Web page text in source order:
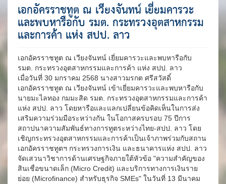
เอกอัครราชทูต ณ เวียงจันทน์ เยี่ยมคารวะ
และพบหารือกับ รมต. กระทรวงอุตสาหกรรม
และการค้า แห่ง สปป. ลาว
เอกอัครราชทูต ณ เวียงจันทน์ เยี่ยมคารวะและพบหารือกับ
รมต. กระทรวงอุตสาหกรรมและการค้า แห่ง สปป. ลาว
เมื่อวันที่ 30 มกราคม 2568 นางสาวมรกต ศรีสวัสดิ์
เอกอัครราชทูต ณ เวียงจันทน์ เข้าเยี่ยมคารวะและพบหารือกับ
นายมะไลทอง กมมะสิด รมต. กระทรวงอุตสาหกรรมและการค้า
แห่ง สปป. ลาว โดยหารือและแลกเปลี่ยนข้อคิดเห็นในการส่ง
เสริมความร่วมมือระหว่างกัน ในโอกาสครบรอบ 75 ปีการ
สถาปนาความสัมพันธ์ทางการทูตระหว่างไทย-สปป. ลาว โดย
เชิญกระทรวงอุตสาหกรรมและการค้าเป็นเจ้าภาพร่วมกับสถาน
เอกอัครราชทูตฯ กระทรวงการเงิน และธนาคารแห่ง สปป. ลาว
จัดเสวนาวิชาการด้านเศรษฐกิจภายใต้หัวข้อ "ความสำคัญของ
สินเชื่อขนาดเล็ก (Micro Credit) และบริการทางการเงินราย
ย่อย (Microfinance) สำหรับธุรกิจ SMEs" ในวันที่ 13 มีนาคม